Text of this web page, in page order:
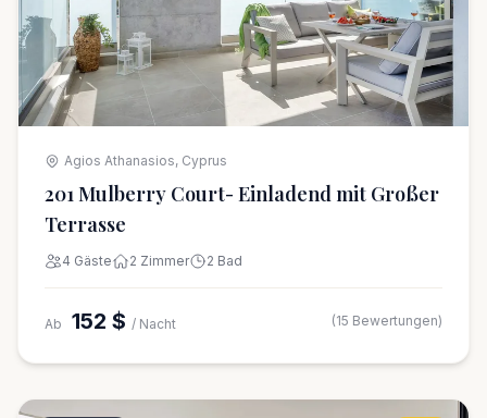
Agios Athanasios, Cyprus
201 Mulberry Court- Einladend mit Großer
Terrasse
4 Gäste 2 Zimmer 2 Bad
Ab 152 $ / Nacht (15 Bewertungen)